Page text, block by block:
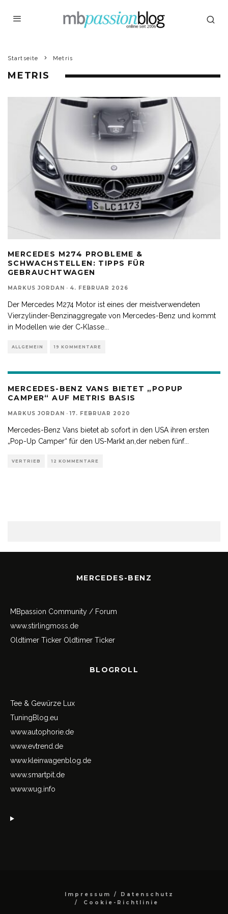
Startseite Metris
METRIS
MERCEDES M274 PROBLEME &
SCHWACHSTELLEN: TIPPS FÜR
GEBRAUCHTWAGEN
MARKUS JORDAN · 4. FEBRUAR 2026
Der Mercedes M274 Motor ist eines der meistverwendeten
Vierzylinder-Benzinaggregate von Mercedes-Benz und kommt
in Modellen wie der C‑Klasse
ALLGEMEIN 19 KOMMENTARE
MERCEDES-BENZ VANS BIETET „POPUP
CAMPER“ AUF METRIS BASIS
MARKUS JORDAN · 17. FEBRUAR 2020
Mercedes-Benz Vans bietet ab sofort in den USA ihren ersten
„Pop-Up Camper“ für den US-Markt an,der neben fünf...
VERTRIEB 12 KOMMENTARE
MERCEDES-BENZ
MBpassion Community / Forum
www.stirlingmoss.de
Oldtimer Ticker Oldtimer Ticker
BLOGROLL
Tee & Gewürze Lux
TuningBlog.eu
www.autophorie.de
www.evtrend.de
www.kleinwagenblog.de
www.smartpit.de
www.wug.info
Impressum / Datenschutz
Cookie-Richtlinie